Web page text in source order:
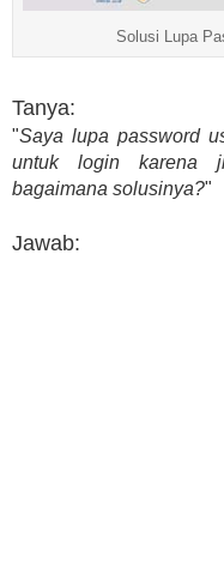
Solusi Lupa
Tanya:
"Saya lupa password
untuk login karena
bagaimana solusinya?"
Jawab: